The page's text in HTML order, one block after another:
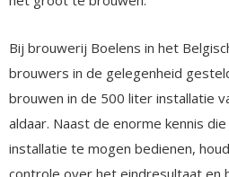
Bij brouwerij Boelens in het
brouwers in de gelegenheid
brouwen in de 500 liter installatie
aldaar. Naast de enorme kennis
installatie te mogen bedienen,
controle over het eindresultaat en